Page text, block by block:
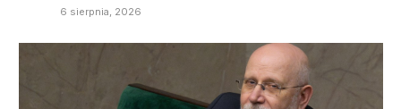
6 sierpnia, 2026